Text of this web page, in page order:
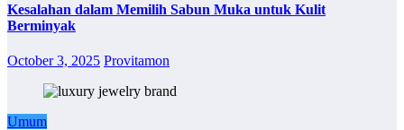
Kesalahan dalam Memilih Sabun Muka untuk Kulit
Berminyak
October 3, 2025 Provitamon
Umum